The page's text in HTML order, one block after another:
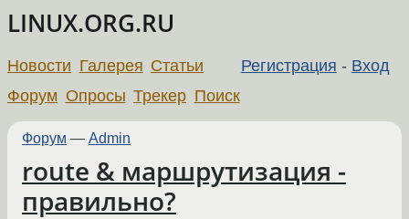
LINUX.ORG.RU
Регистрация - Вход
Новости Галерея Статьи
Форум Опросы Трекер Поиск
Форум — Admin
route & маршрутизация -
правильно?